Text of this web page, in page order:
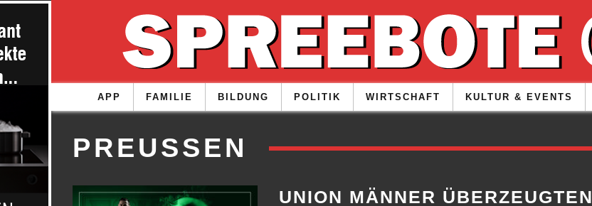
APP FAMILIE BILDUNG POLITIK WIRTSCHAFT KULTUR & EVENTS
PREUSSEN
UNION MÄNNER ÜBERZEUGTEN